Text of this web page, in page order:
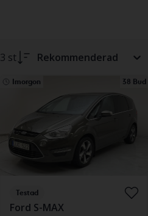
3 st Rekommenderad
Imorgon 38 Bud
Testad
Ford S-MAX